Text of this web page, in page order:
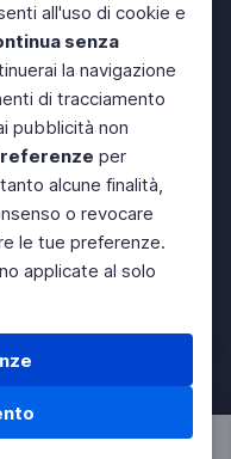
all'uso di cookie e
senza
la navigazione
di tracciamento
pubblicità non
per
alcune finalità,
o revocare
le tue preferenze.
applicate al solo